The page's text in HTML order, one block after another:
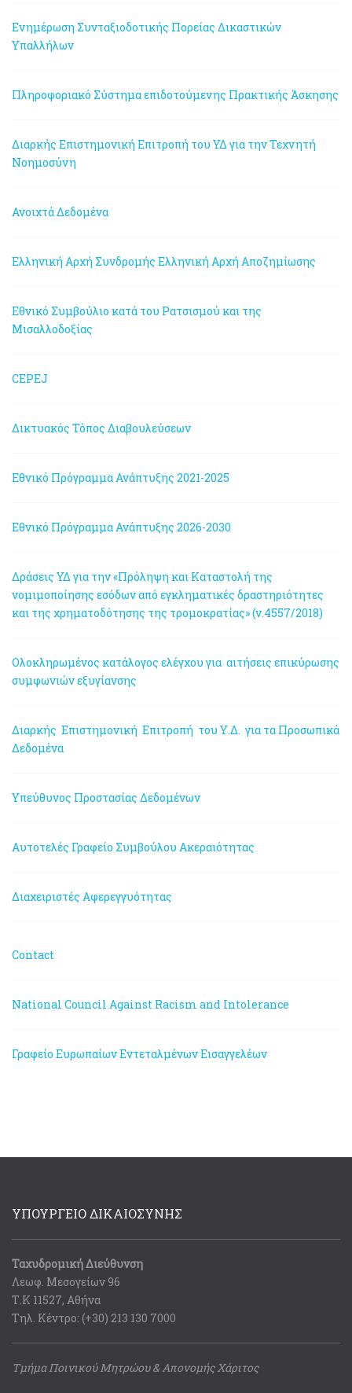
Ενημέρωση Συνταξιοδοτικής Πορείας Δικαστικών
Υπαλλήλων
Πληροφοριακό Σύστημα επιδοτούμενης Πρακτικής Άσκησης
Διαρκής Επιστημονική Επιτροπή του ΥΔ για την Τεχνητή
Νοημοσύνη
Ανοιχτά Δεδομένα
Ελληνική Αρχή Συνδρομής Ελληνική Αρχή Αποζημίωσης
Εθνικό Συμβούλιο κατά του Ρατσισμού και της
Μισαλλοδοξίας
CEPEJ
Δικτυακός Τόπος Διαβουλεύσεων
Εθνικό Πρόγραμμα Ανάπτυξης 2021-2025
Εθνικό Πρόγραμμα Ανάπτυξης 2026-2030
Δράσεις ΥΔ για την «Πρόληψη και Καταστολή της
νομιμοποίησης εσόδων από εγκληματικές δραστηριότητες
και της χρηματοδότησης της τρομοκρατίας» (ν.4557/2018)
Ολοκληρωμένος κατάλογος ελέγχου για αιτήσεις επικύρωσης
συμφωνιών εξυγίανσης
Διαρκής Επιστημονική Επιτροπή του Υ.Δ. για τα Προσωπικά
Δεδομένα
Υπεύθυνος Προστασίας Δεδομένων
Αυτοτελές Γραφείο Συμβούλου Ακεραιότητας
Διαχειριστές Αφερεγγυότητας
Contact
National Council Against Racism and Intolerance
Γραφείο Ευρωπαίων Εντεταλμένων Εισαγγελέων
ΥΠΟΥΡΓΕΙΟ ΔΙΚΑΙΟΣΥΝΗΣ
Ταχυδρομική Διεύθυνση
Λεωφ. Μεσογείων 96
Τ.Κ 11527, Αθήνα
Τηλ. Κέντρο: (+30) 213 130 7000
Τμήμα Ποινικού Μητρώου & Απονομής Χάριτος